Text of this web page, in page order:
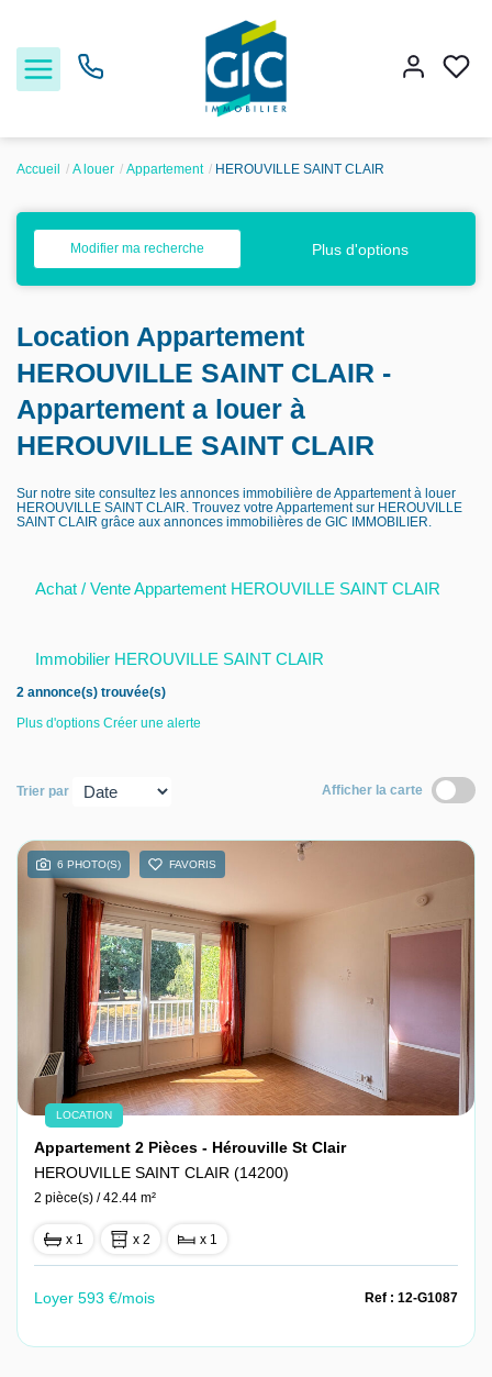
Acheter
Louer
Estimer
Nos services
Nous contacter
Nous rejoindre
Accueil A louer Appartement HEROUVILLE SAINT CLAIR
Modifier ma recherche Plus d'options
Location Appartement
HEROUVILLE SAINT CLAIR -
Appartement a louer à
HEROUVILLE SAINT CLAIR
Sur notre site consultez les annonces immobilière de Appartement à louer
HEROUVILLE SAINT CLAIR. Trouvez votre Appartement sur HEROUVILLE
SAINT CLAIR grâce aux annonces immobilières de GIC IMMOBILIER.
Achat / Vente Appartement HEROUVILLE SAINT CLAIR
Immobilier HEROUVILLE SAINT CLAIR
2 annonce(s) trouvée(s)
Plus d'options Créer une alerte
Trier par Afficher la carte
6 PHOTO(S) FAVORIS
LOCATION
Appartement 2 Pièces - Hérouville St Clair
HEROUVILLE SAINT CLAIR (14200)
2 pièce(s) / 42.44 m²
x 1 x 2 x 1
Loyer 593 €/mois Ref : 12-G1087